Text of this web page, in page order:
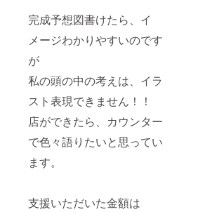
完成予想図書けたら、イ
メージわかりやすいのです
が
私の頭の中の考えは、イラ
スト表現できません！！
店ができたら、カウンター
で色々語りたいと思ってい
ます。
支援いただいた金額は